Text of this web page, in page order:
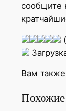
сообщите
(
Вам также
Похожие